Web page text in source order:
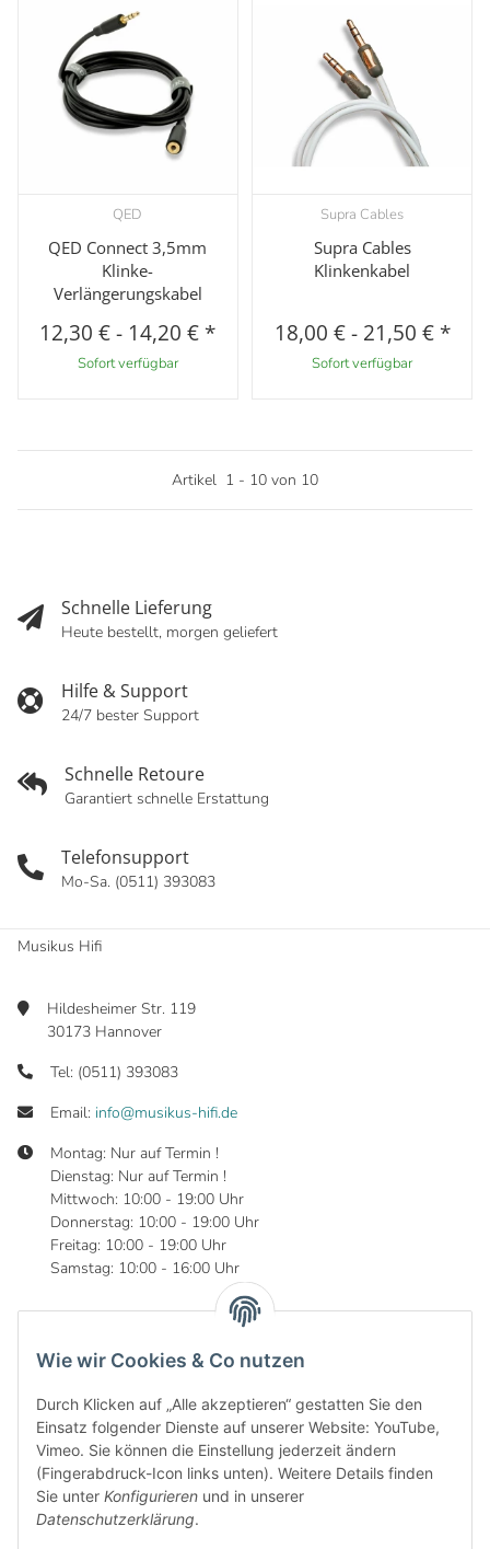
Wie wir Cookies & Co nutzen
Durch Klicken auf „Alle akzeptieren“ gestatten Sie den
Einsatz folgender Dienste auf unserer Website: YouTube,
Vimeo. Sie können die Einstellung jederzeit ändern
(Fingerabdruck-Icon links unten). Weitere Details finden
Sie unter Konfigurieren und in unserer
Datenschutzerklärung.
QED
QED Connect 3,5mm
Klinke-
Verlängerungskabel
12,30 €- 14,20 € *
Sofort verfügbar
Supra Cables
Supra Cables
Klinkenkabel
18,00 €- 21,50 € *
Sofort verfügbar
Artikel 1 - 10 von 10
Schnelle Lieferung
Heute bestellt, morgen geliefert
Hilfe & Support
24/7 bester Support
Schnelle Retoure
Garantiert schnelle Erstattung
Telefonsupport
Mo-Sa. (0511) 393083
Musikus Hifi
Hildesheimer Str. 119
30173 Hannover
Tel: (0511) 393083
Email: info@musikus-hifi.de
Montag: Nur auf Termin !
Dienstag: Nur auf Termin !
Mittwoch: 10:00 - 19:00 Uhr
Donnerstag: 10:00 - 19:00 Uhr
Freitag: 10:00 - 19:00 Uhr
Samstag: 10:00 - 16:00 Uhr
Informationen
Gesetzliche Informationen